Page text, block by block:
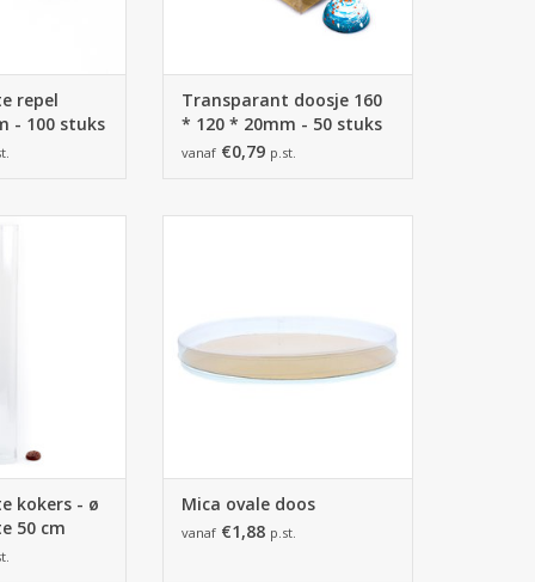
repel
- 100 stuks
Transparant doosje 160
* 120 * 20mm - 50 stuks
vanaf €0,79 p.st.
kokers - ø
50 cm
Mica ovale doos
vanaf €1,88 p.st.